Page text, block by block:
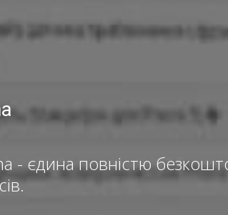
- єдина повністю